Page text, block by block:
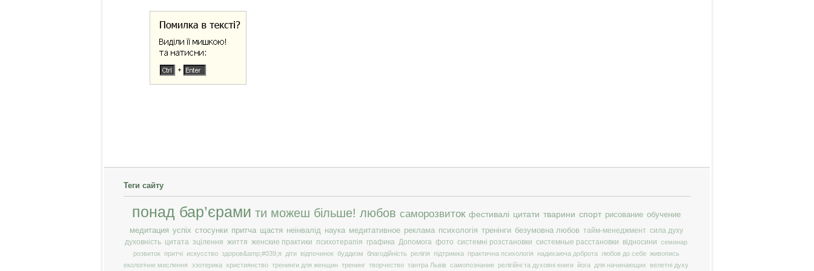
Теги сайту
понад бар’єрами ти можеш більше! любов саморозвиток фестивалі цитати тварини спорт рисование обучение
медитация успіх стосунки притча щастя неінвалід наука медитативное реклама психологія тренінги безумовна любов тайм-менеджмент сила духу
духовність цитата зцілення життя женские практики психотерапія графика Допомога фото системні розстановки системные расстановки відносини семинар
розвиток
притчі искусство здоров&amp;#039;я діти відпочинок буддизм благодійність релігія підтримка практична психологія надихаюча доброта любов до себе живопись
екологічне мислення эзотерика християнство тренинги для женщин тренинг творчество тантра Львів самопознание релігійні та духовні книги йога для начинающих велетні духу